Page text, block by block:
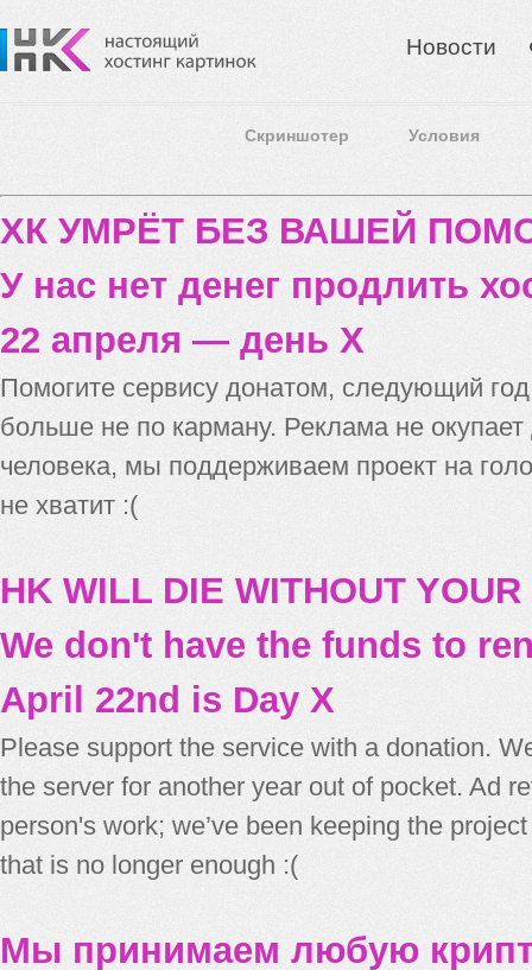
Новости
Скриншотер Условия
ХК УМРЁТ БЕЗ ВАШЕЙ
У нас нет денег продлить
22 апреля — день X
Помогите сервису донатом, следующий
больше не по карману. Реклама не
человека, мы поддерживаем проект на
не хватит :(
HK WILL DIE WITHOUT
We don't have the funds to
April 22nd is Day X
Please support the service with a donation.
the server for another year out of pocket. Ad
person's work; we’ve been keeping the
that is no longer enough :(
Мы принимаем любую